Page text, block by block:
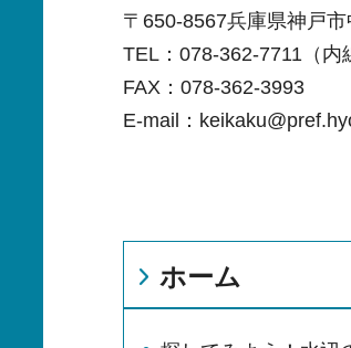
〒650-8567兵庫県神戸
TEL：078-362-7711（内
FAX：078-362-3993
E-mail：
ホーム